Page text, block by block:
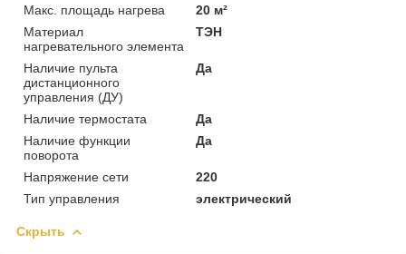
Макс. площадь нагрева
20 м²
Материал
нагревательного элемента
ТЭН
Наличие пульта
дистанционного
управления (ДУ)
Да
Наличие термостата
Да
Наличие функции
поворота
Да
Напряжение сети
220
Тип управления
электрический
Скрыть